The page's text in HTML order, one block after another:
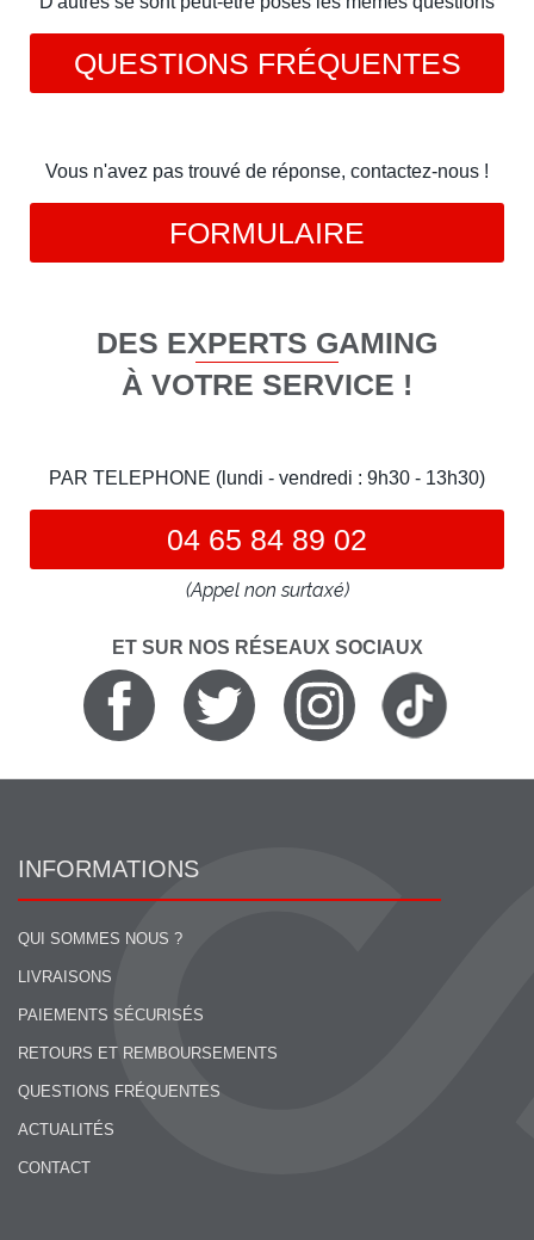
QUESTIONS FRÉQUENTES
Vous n'avez pas trouvé de réponse, contactez-nous !
FORMULAIRE
DES EXPERTS GAMING
À VOTRE SERVICE !
PAR TELEPHONE (lundi - vendredi : 9h30 - 13h30)
04 65 84 89 02
(Appel non surtaxé)
ET SUR NOS RÉSEAUX SOCIAUX
INFORMATIONS
QUI SOMMES NOUS ?
LIVRAISONS
PAIEMENTS SÉCURISÉS
RETOURS ET REMBOURSEMENTS
QUESTIONS FRÉQUENTES
ACTUALITÉS
CONTACT